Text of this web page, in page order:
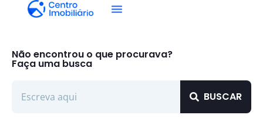
Não encontrou o que procurava?
Faça uma busca
BUSCAR